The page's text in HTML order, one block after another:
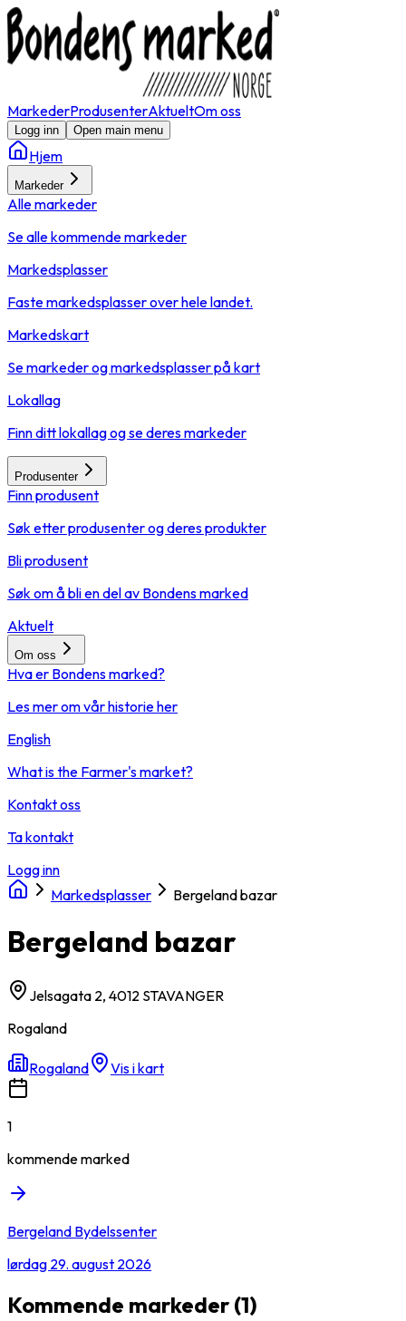
MarkederProdusenterAktueltOm oss
Logg inn Open main menu
Hjem
Markeder
Alle markeder
Se alle kommende markeder
Markedsplasser
Faste markedsplasser over hele landet.
Markedskart
Se markeder og markedsplasser på kart
Lokallag
Finn ditt lokallag og se deres markeder
Produsenter
Finn produsent
Søk etter produsenter og deres produkter
Bli produsent
Søk om å bli en del av Bondens marked
Aktuelt
Om oss
Hva er Bondens marked?
Les mer om vår historie her
English
What is the Farmer's market?
Kontakt oss
Ta kontakt
Logg inn
Markedsplasser
Bergeland bazar
Bergeland bazar
Jelsagata 2, 4012 STAVANGER
Rogaland
Rogaland Vis i kart
1
kommendemarked
Bergeland Bydelssenter
lørdag 29. august 2026
Kommende markeder (1)